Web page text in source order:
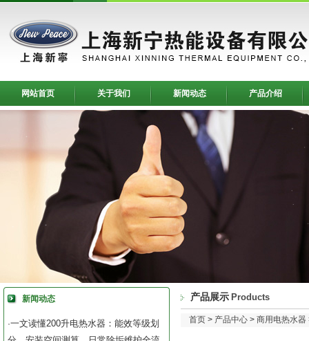
网站首页 关于我们 新闻动态 产品介绍
新闻动态
·一文读懂200升电热水器：能效等级划
产品展示 Products
首页 > 产品中心 > 商用电热水器